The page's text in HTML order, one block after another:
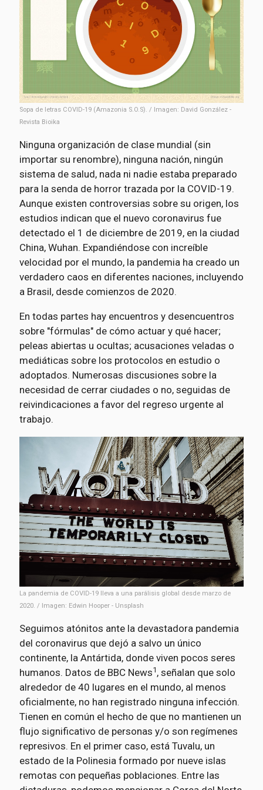
Sopa de letras COVID-19 (Amazonia S.O.S). / Imagen: David González -
Revista Bioika
Ninguna organización de clase mundial (sin
importar su renombre), ninguna nación, ningún
sistema de salud, nada ni nadie estaba preparado
para la senda de horror trazada por la COVID-19.
Aunque existen controversias sobre su origen, los
estudios indican que el nuevo coronavirus fue
detectado el 1 de diciembre de 2019, en la ciudad
China, Wuhan. Expandiéndose con increíble
velocidad por el mundo, la pandemia ha creado un
verdadero caos en diferentes naciones, incluyendo
a Brasil, desde comienzos de 2020.
En todas partes hay encuentros y desencuentros
sobre "fórmulas" de cómo actuar y qué hacer;
peleas abiertas u ocultas; acusaciones veladas o
mediáticas sobre los protocolos en estudio o
adoptados. Numerosas discusiones sobre la
necesidad de cerrar ciudades o no, seguidas de
reivindicaciones a favor del regreso urgente al
trabajo.
La pandemia de COVID-19 lleva a una parálisis global desde marzo de
2020. / Imagen: Edwin Hooper - Unsplash
Seguimos atónitos ante la devastadora pandemia
del coronavirus que dejó a salvo un único
continente, la Antártida, donde viven pocos seres
humanos. Datos de BBC News1 , señalan que solo
alrededor de 40 lugares en el mundo, al menos
oficialmente, no han registrado ninguna infección.
Tienen en común el hecho de que no mantienen un
flujo significativo de personas y/o son regímenes
represivos. En el primer caso, está Tuvalu, un
estado de la Polinesia formado por nueve islas
remotas con pequeñas poblaciones. Entre las